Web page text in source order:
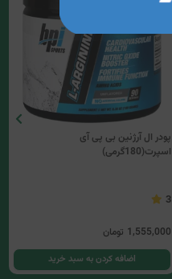
پودر ال آرژنین بی پی آی
اسپرت(180گرمی)
3
1,555,000 تومان
اضافه کردن به سبد خرید